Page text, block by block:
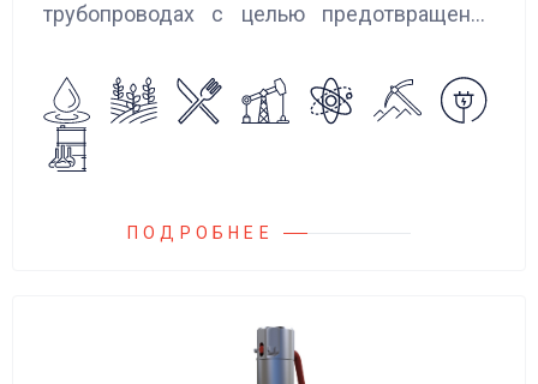
трубопроводах с целью предотвращения
агрессивных жидкостей, эмульсий,
суспензий и пропуска их в прямом
направлении.
ПОДРОБНЕЕ